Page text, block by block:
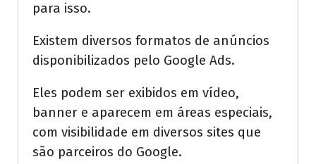
para isso.
Existem diversos formatos de anúncios
disponibilizados pelo Google Ads.
Eles podem ser exibidos em vídeo,
banner e aparecem em áreas especiais,
com visibilidade em diversos sites que
são parceiros do Google.